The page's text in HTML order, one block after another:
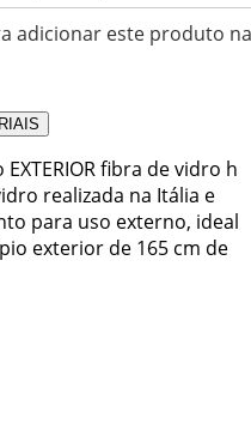
adicionar este produto na
fibra de vidro h
realizada na Itália e
para uso externo, ideal
exterior de 165 cm de